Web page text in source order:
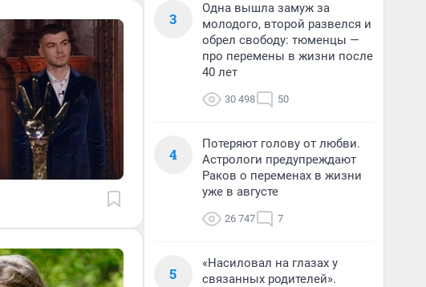
3
Одна вышла замуж за
молодого, второй развелся и
обрел свободу: тюменцы —
про перемены в жизни после
40 лет
30 498 50
4
Потеряют голову от любви.
Астрологи предупреждают
Раков о переменах в жизни
уже в августе
26 747 7
5
«Насиловал на глазах у
связанных родителей».